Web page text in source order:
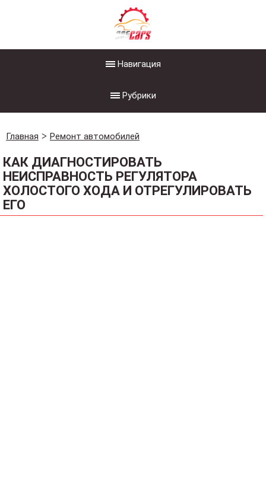
Навигация
Рубрики
Главная Ремонт автомобилей
КАК ДИАГНОСТИРОВАТЬ
НЕИСПРАВНОСТЬ РЕГУЛЯТОРА
ХОЛОСТОГО ХОДА И ОТРЕГУЛИРОВАТЬ
ЕГО